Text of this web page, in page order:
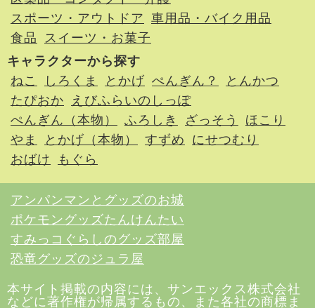
スポーツ・アウトドア 車用品・バイク用品
食品
スイーツ・お菓子
キャラクターから探す
ねこ
しろくま とかげ ぺんぎん？
とんかつ
たぴおか
えびふらいのしっぽ
ぺんぎん（本物）
ふろしき ざっそう
ほこり
やま
とかげ（本物） すずめ
にせつむり
おばけ
もぐら
アンパンマンとグッズのお城
ポケモングッズたんけんたい
すみっコぐらしのグッズ部屋
恐竜グッズのジュラ屋
本サイト掲載の内容には、サンエックス株式会社
などに著作権が帰属するもの、また各社の商標ま